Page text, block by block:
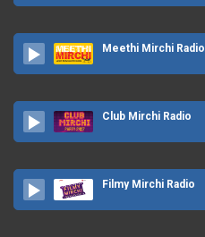
Meethi Mirchi Radio
Club Mirchi Radio
Filmy Mirchi Radio